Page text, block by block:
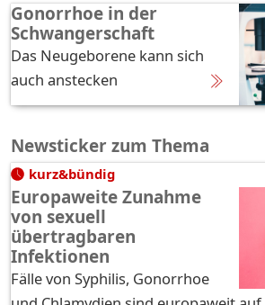
Gonorrhoe in der
Schwangerschaft
Das Neugeborene kann sich
auch anstecken
Newsticker zum Thema
kurz&bündig
Europaweite Zunahme
von sexuell
übertragbaren
Infektionen
Fälle von Syphilis, Gonorrhoe